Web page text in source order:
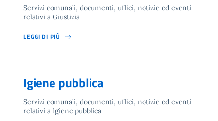
Servizi comunali, documenti, uffici, notizie ed eventi
relativi a Giustizia
LEGGI DI PIÙ
Igiene pubblica
Servizi comunali, documenti, uffici, notizie ed eventi
relativi a Igiene pubblica